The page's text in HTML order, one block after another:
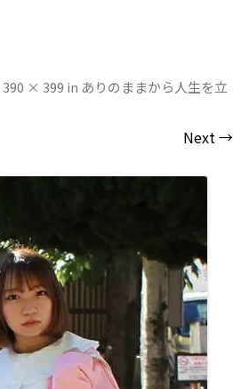
390 × 399 in ありのままから人生を立
Next →